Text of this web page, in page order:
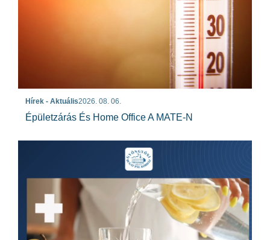
Hírek - Aktuális2026. 08. 06.
Épületzárás És Home Office A MATE-N